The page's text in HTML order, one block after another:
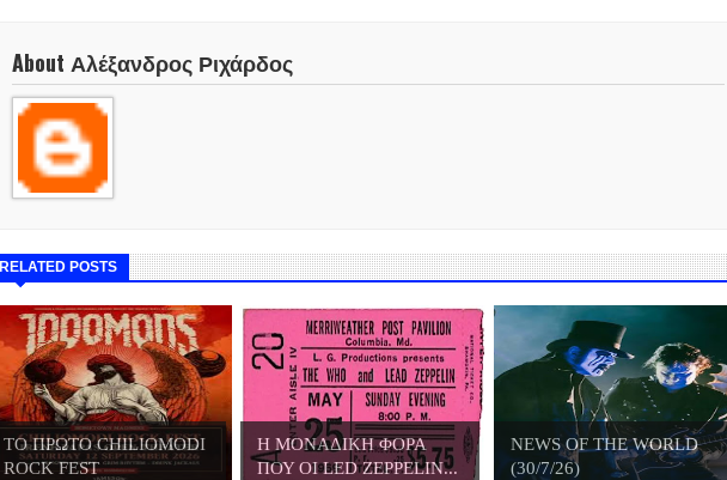
About Αλέξανδρος Ριχάρδος
RELATED POSTS
ΤΟ ΠΡΩΤΟ CHILIOMODI
ROCK FEST
Η ΜΟΝΑΔΙΚΗ ΦΟΡΑ
ΠΟΥ ΟΙ LED ZEPPELIN...
NEWS OF THE WORLD
(30/7/26)